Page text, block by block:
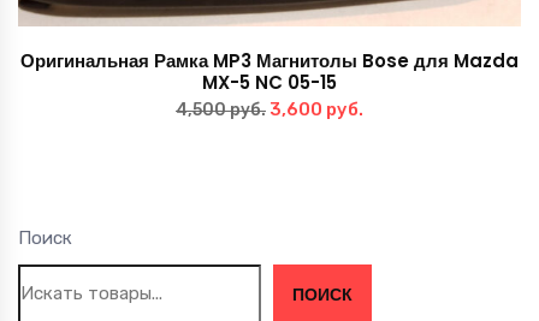
Поиск
ПОИСК
Оригинальная Рамка MP3 Магнитолы Bose для Mazda
MX-5 NC 05-15
4,500руб. Первоначальная
3,600 руб.